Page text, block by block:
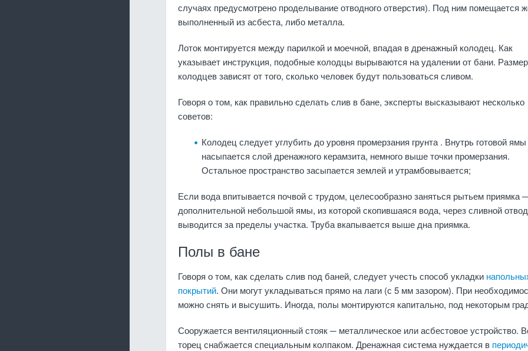
случаях предусмотрено проделывание отводного отверстия). Под ним помещается
выполненный из асбеста, либо металла.
Лоток монтируется между парилкой и моечной, впадая в дренажный колодец. Как
указывает инструкция, подобные колодцы вырываются на удалении от бани.
колодцев зависят от того, сколько человек будут пользоваться сливом.
Говоря о том, как правильно сделать слив в бане, эксперты высказывают несколько
советов:
Колодец следует углубить до уровня промерзания грунта . Внутрь готовой ямы
насыпается слой дренажного керамзита, немного выше точки промерзания.
Остальное пространство засыпается землей и утрамбовывается;
Если вода впитывается почвой с трудом, целесообразно заняться рытьем приямка ─
дополнительной небольшой ямы, из которой скопившаяся вода, через сливной отвод
выводится за пределы участка. Труба вкапывается выше дна приямка.
Полы в бане
Говоря о том, как сделать слив под баней, следует учесть способ укладки
покрытий. Они могут укладываться прямо на лаги (с 5 мм зазором). При
можно снять и высушить. Иногда, полы монтируются капитально, под некоторым
Сооружается вентиляционный стояк ─ металлическое или асбестовое устройство.
торец снабжается специальным колпаком. Дренажная система нуждается в